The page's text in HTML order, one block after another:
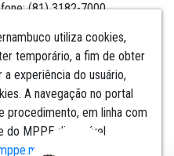
utiliza cookies,
temporário, a fim de obter
experiência do usuário,
A navegação no portal
procedimento, em linha com
do MPPE disponível
lgpd
(81) 3182-7000